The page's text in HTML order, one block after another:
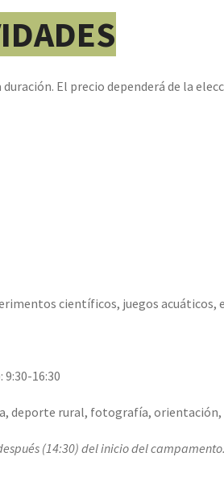
El precio dependerá de la
científicos, juegos acuáticos,
16:30
deporte rural, fotografía,
(14:30) del inicio del